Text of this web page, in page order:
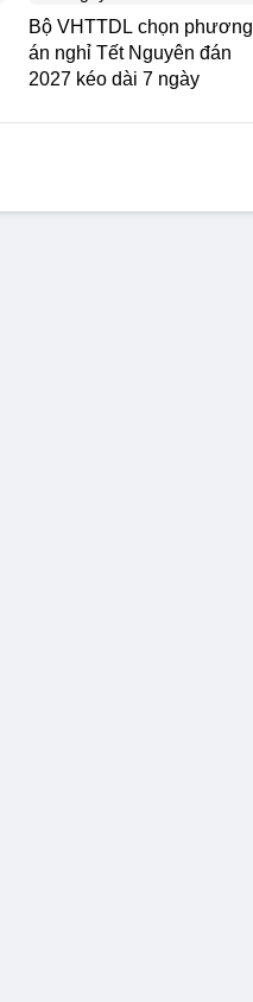
Bộ VHTTDL chọn phương
án nghỉ Tết Nguyên đán
2027 kéo dài 7 ngày